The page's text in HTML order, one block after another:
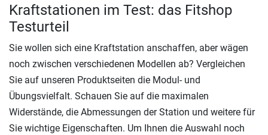
Kraftstationen im Test: das Fitshop
Testurteil
Sie wollen sich eine Kraftstation anschaffen, aber wägen
noch zwischen verschiedenen Modellen ab? Vergleichen
Sie auf unseren Produktseiten die Modul- und
Übungsvielfalt. Schauen Sie auf die maximalen
Widerstände, die Abmessungen der Station und weitere für
Sie wichtige Eigenschaften. Um Ihnen die Auswahl noch